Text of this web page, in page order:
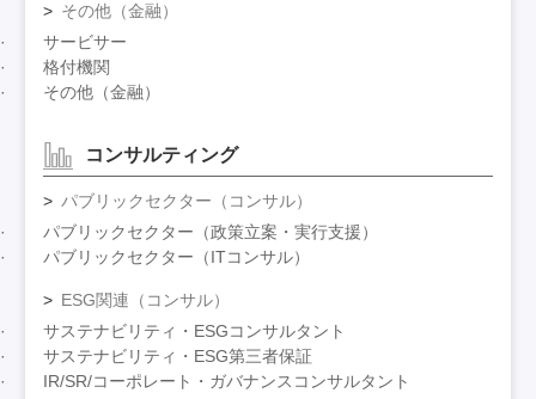
その他（金融）
サービサー
格付機関
その他（金融）
コンサルティング
パブリックセクター（コンサル）
パブリックセクター（政策立案・実行支援）
パブリックセクター（ITコンサル）
ESG関連（コンサル）
サステナビリティ・ESGコンサルタント
サステナビリティ・ESG第三者保証
IR/SR/コーポレート・ガバナンスコンサルタント